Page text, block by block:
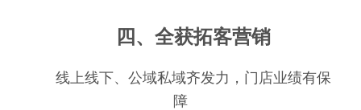
四、全获拓客营销
线上线下、公域私域齐发力，门店业绩有保
障